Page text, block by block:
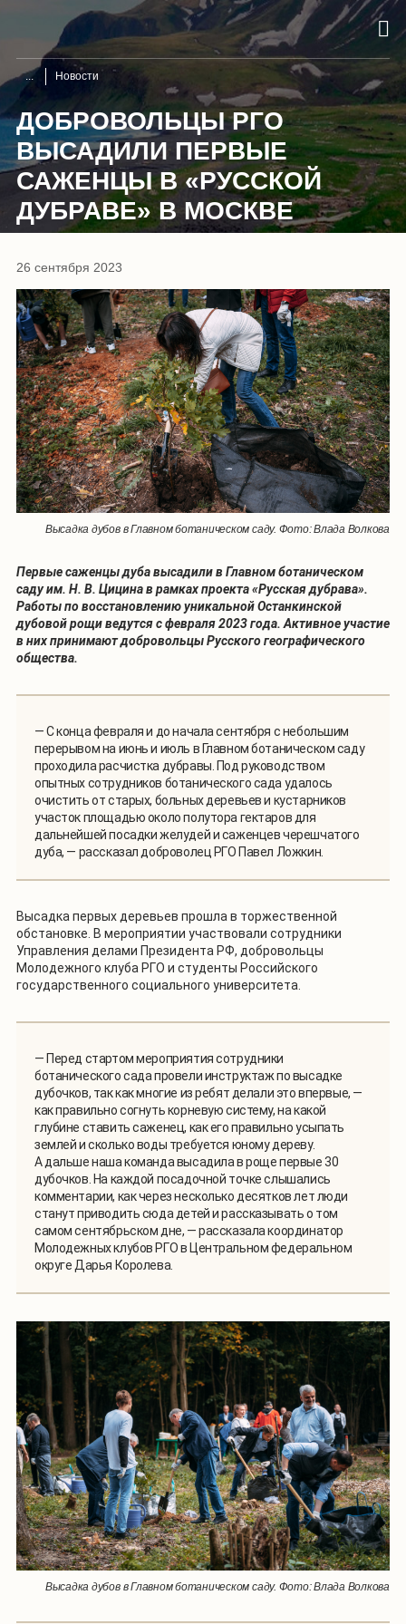
Новости
ДОБРОВОЛЬЦЫ РГО
ВЫСАДИЛИ ПЕРВЫЕ
САЖЕНЦЫ В «РУССКОЙ
ДУБРАВЕ» В МОСКВЕ
26 сентября 2023
Высадка дубов в Главном ботаническом саду. Фото: Влада Волкова
Первые саженцы дуба высадили в Главном ботаническом
саду им. Н. В. Цицина в рамках проекта «Русская дубрава».
Работы по восстановлению уникальной Останкинской
дубовой рощи ведутся с февраля 2023 года. Активное участие
в них принимают добровольцы Русского географического
общества.
— С конца февраля и до начала сентября с небольшим
перерывом на июнь и июль в Главном ботаническом саду
проходила расчистка дубравы. Под руководством
опытных сотрудников ботанического сада удалось
очистить от старых, больных деревьев и кустарников
участок площадью около полутора гектаров для
дальнейшей посадки желудей и саженцев черешчатого
дуба, — рассказал доброволец РГО Павел Ложкин.
Высадка первых деревьев прошла в торжественной
обстановке. В мероприятии участвовали сотрудники
Управления делами Президента РФ, добровольцы
Молодежного клуба РГО и студенты Российского
государственного социального университета.
— Перед стартом мероприятия сотрудники
ботанического сада провели инструктаж по высадке
дубочков, так как многие из ребят делали это впервые, —
как правильно согнуть корневую систему, на какой
глубине ставить саженец, как его правильно усыпать
землей и сколько воды требуется юному дереву.
А дальше наша команда высадила в роще первые 30
дубочков. На каждой посадочной точке слышались
комментарии, как через несколько десятков лет люди
станут приводить сюда детей и рассказывать о том
самом сентябрьском дне, — рассказала координатор
Молодежных клубов РГО в Центральном федеральном
округе Дарья Королева.
Высадка дубов в Главном ботаническом саду. Фото: Влада Волкова